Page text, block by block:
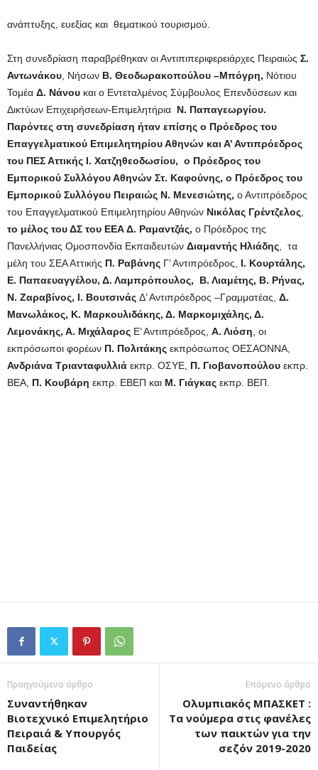
ανάπτυξης, ευεξίας και θεματικού τουρισμού.
Στη συνεδρίαση παραβρέθηκαν οι Αντιπιπεριφερειάρχες Πειραιώς Σ.
Αντωνάκου , Νήσων Β. Θεοδωρακοπούλου –Μπόγρη, Νότιου
Τομέα Δ. Νάνου και ο Εντεταλμένος Σύμβουλος Επενδύσεων και
Δικτύων Επιχειρήσεων-Επιμελητήρια Ν. Παπαγεωργίου.
Παρόντες στη συνεδρίαση ήταν επίσης ο Πρόεδρος του
Επαγγελματικού Επιμελητηρίου Αθηνών και Α’ Αντιπρόεδρος
του ΠΕΣ Αττικής Ι. Χατζηθεοδωσίου, ο Πρόεδρος του
Εμπορικού Συλλόγου Αθηνών Στ. Καφούνης, ο Πρόεδρος του
Εμπορικού Συλλόγου Πειραιώς Ν. Μενεσιώτης, ο Αντιπρόεδρος
του Επαγγελματικού Επιμελητηρίου Αθηνών Νικόλας Γρέντζελος
το μέλος του ΔΣ του ΕΕΑΔ. Ραμαντζάς, ο Πρόεδρος της
Πανελλήνιας Ομοσπονδία Εκπαιδευτών Διαμαντής Ηλιάδης , τα
μέλη του ΣΕΑ Αττικής Π. Ραβάνης Γ’ Αντιπρόεδρος, Ι. Κουρτάλης,
Ε. Παπαευαγγέλου, Δ. Λαμπρόπουλος, Β. Λιαμέτης, Β. Ρήνας,
Ν. Ζαραβίνος, Ι. Βουτσινάς Δ’ Αντιπρόεδρος –Γραμματέας, Δ.
Μανωλάκος, Κ. Μαρκουλιδάκης, Δ. Μαρκομιχάλης, Δ.
Λεμονάκης, Α. Μιχάλαρος Ε’ Αντιπρόεδρος, Α. Λιόση , οι
εκπρόσωποι φορέων Π. Πολιτάκης εκπρόσωπος ΟΕΣΑΟΝΝΑ,
Ανδριάνα Τριανταφυλλιά εκπρ. ΟΣΥΕ, Π. Γιοβανοπούλου εκπρ.
ΒΕΑ, Π. Κουβάρη εκπρ. ΕΒΕΠ και Μ. Γιάγκας εκπρ. ΒΕΠ.
Προηγούμενο άρθρο
Συναντήθηκαν
Βιοτεχνικό Επιμελητήριο
Πειραιά & Υπουργός
Παιδείας
Επόμενο άρθρο
Ολυμπιακός ΜΠΑΣΚΕΤ :
Τα νούμερα στις φανέλες
των παικτών για την
σεζόν 2019-2020